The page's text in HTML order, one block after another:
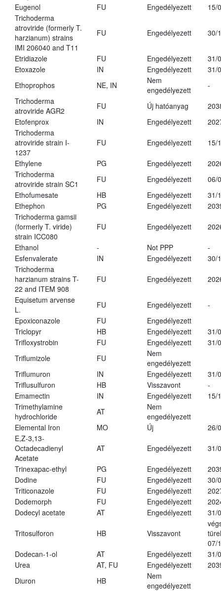
Eugenol
FU Engedélyezett
15/
Trichoderma
atroviride (formerly T.
harzianum) strains
IMI 206040 and T11
FU Engedélyezett 30/
Etridiazole FU Engedélyezett
31/
Etoxazole
IN Engedélyezett
31/
Ethoprophos
NE, IN
Nem
engedélyezett
-
Trichoderma
atroviride AGR2
FU Új hatóanyag
Etofenprox
IN Engedélyezett
Trichoderma
atroviride strain I-
1237
FU Engedélyezett 15/
Ethylene PG Engedélyezett
Trichoderma
atroviride strain SC1
FU Engedélyezett
06/
Ethofumesate
HB Engedélyezett
31/
Ethephon
PG Engedélyezett
Trichoderma gamsii
(formerly T. viride)
strain ICC080
FU Engedélyezett
Ethanol - Not PPP
-
Esfenvalerate
IN Engedélyezett
30/
Trichoderma
harzianum strains T-
22 and ITEM 908
FU Engedélyezett
Equisetum arvense
L.
FU Engedélyezett
-
Epoxiconazole
FU
Engedélyezett
Triclopyr
HB Engedélyezett
31/
Trifloxystrobin
FU Engedélyezett
31/
Triflumizole
FU
Nem
engedélyezett
Triflumuron
IN Engedélyezett
31/
Triflusulfuron
HB Visszavont
-
Emamectin
IN Engedélyezett
15/
Trimethylamine
hydrochloride
AT
Nem
engedélyezett
Elemental Iron
MO Új
26/
E,Z-3,13-
Octadecadienyl
Acetate
AT Engedélyezett 31/
Trinexapac-ethyl PG Engedélyezett
Dodine
FU Engedélyezett
30/
Triticonazole
FU Engedélyezett
Dodemorph
FU Engedélyezett
Dodecyl acetate
AT Engedélyezett 31/
Tritosulforon HB Visszavont
07/
Dodecan-1-ol
AT Engedélyezett
31/
Urea
AT, FU Engedélyezett
Diuron
HB
Nem
engedélyezett